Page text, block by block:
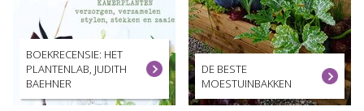
BOEKRECENSIE: HET
PLANTENLAB, JUDITH
BAEHNER
DE BESTE
MOESTUINBAKKEN